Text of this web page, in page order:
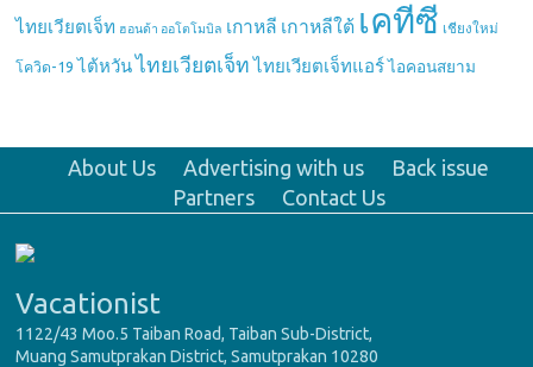
ไทยเวียตเจ็ท ฮอนด้า ออโตโมบิล เกาหลี เกาหลีใต้ เคทีซี เชียงใหม่
โควิด-19 ไต้หวัน ไทยเวียตเจ็ท ไทยเวียตเจ็ทแอร์ ไอคอนสยาม
About Us Advertising with us
Back issue
Partners
Contact Us
Vacationist
1122/43 Moo.5 Taiban Road, Taiban Sub-District,
Muang Samutprakan District, Samutprakan 10280